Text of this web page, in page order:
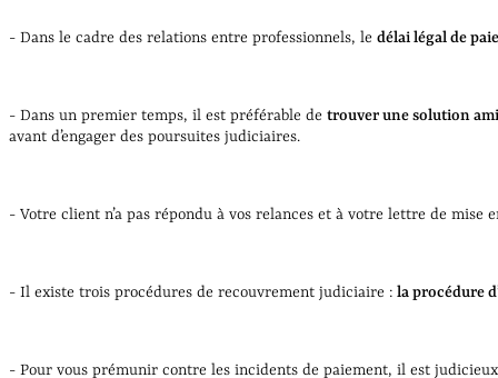
- Dans le cadre des relations entre professionnels, le délai légal de
- Dans un premier temps, il est préférable de trouver une solution
avant d’engager des poursuites judiciaires.
- Votre client n’a pas répondu à vos relances et à votre lettre de mise
- Il existe trois procédures de recouvrement judiciaire : la procédure
- Pour vous prémunir contre les incidents de paiement, il est